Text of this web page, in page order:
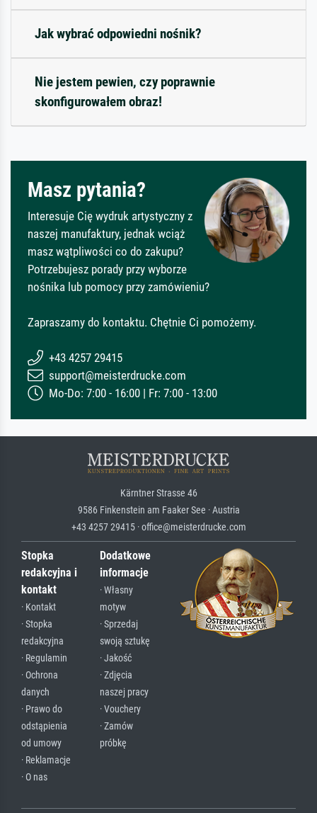
Jak wybrać odpowiedni nośnik?
Nie jestem pewien, czy poprawnie
skonfigurowałem obraz!
Masz pytania?
Interesuje Cię wydruk artystyczny z
naszej manufaktury, jednak wciąż
masz wątpliwości co do zakupu?
Potrzebujesz porady przy wyborze
nośnika lub pomocy przy zamówieniu?
Zapraszamy do kontaktu. Chętnie Ci pomożemy.
+43 4257 29415
support@meisterdrucke.com
Mo-Do: 7:00 - 16:00 | Fr: 7:00 - 13:00
Kärntner Strasse 46
9586 Finkenstein am Faaker See · Austria
+43 4257 29415 · office@meisterdrucke.com
Stopka
redakcyjna i
kontakt
· Kontakt
· Stopka
redakcyjna
· Regulamin
· Ochrona
danych
· Prawo do
odstąpienia
od umowy
· Reklamacje
· O nas
Dodatkowe
informacje
· Własny
motyw
· Sprzedaj
swoją sztukę
· Jakość
· Zdjęcia
naszej pracy
· Vouchery
· Zamów
próbkę